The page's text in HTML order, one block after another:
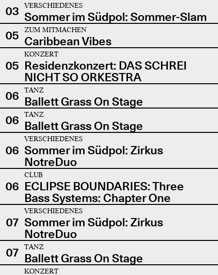
03
VERSCHIEDENES
Sommer im Südpol: Sommer-Slam
05
ZUM MITMACHEN
Caribbean Vibes
05
KONZERT
Residenzkonzert: DAS SCHREI
NICHT SO ORKESTRA
06
TANZ
Ballett Grass On Stage
06
TANZ
Ballett Grass On Stage
06
VERSCHIEDENES
Sommer im Südpol: Zirkus
NotreDuo
06
CLUB
ECLIPSE BOUNDARIES: Three
Bass Systems: Chapter One
07
VERSCHIEDENES
Sommer im Südpol: Zirkus
NotreDuo
07
TANZ
Ballett Grass On Stage
KONZERT